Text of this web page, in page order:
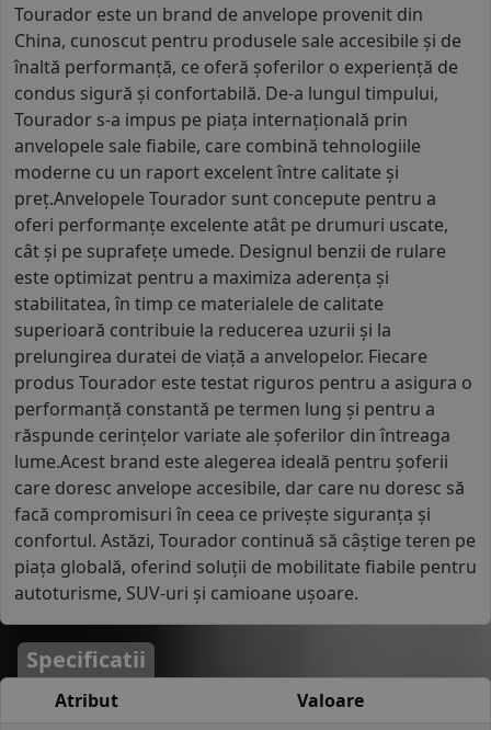
Tourador este un brand de anvelope provenit din
China, cunoscut pentru produsele sale accesibile și de
înaltă performanță, ce oferă șoferilor o experiență de
condus sigură și confortabilă. De-a lungul timpului,
Tourador s-a impus pe piața internațională prin
anvelopele sale fiabile, care combină tehnologiile
moderne cu un raport excelent între calitate și
preț.Anvelopele Tourador sunt concepute pentru a
oferi performanțe excelente atât pe drumuri uscate,
cât și pe suprafețe umede. Designul benzii de rulare
este optimizat pentru a maximiza aderența și
stabilitatea, în timp ce materialele de calitate
superioară contribuie la reducerea uzurii și la
prelungirea duratei de viață a anvelopelor. Fiecare
produs Tourador este testat riguros pentru a asigura o
performanță constantă pe termen lung și pentru a
răspunde cerințelor variate ale șoferilor din întreaga
lume.Acest brand este alegerea ideală pentru șoferii
care doresc anvelope accesibile, dar care nu doresc să
facă compromisuri în ceea ce privește siguranța și
confortul. Astăzi, Tourador continuă să câștige teren pe
piața globală, oferind soluții de mobilitate fiabile pentru
autoturisme, SUV-uri și camioane ușoare.
Specificatii
Atribut
Valoare